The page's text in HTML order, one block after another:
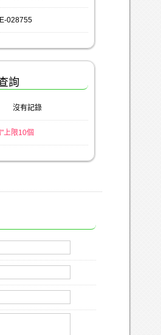
E-028755
詢
沒有記錄
上限10個